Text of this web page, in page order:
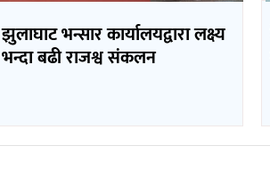
झुलाघाट भन्सार कार्यालयद्वारा लक्ष्य
भन्दा बढी राजश्व संकलन